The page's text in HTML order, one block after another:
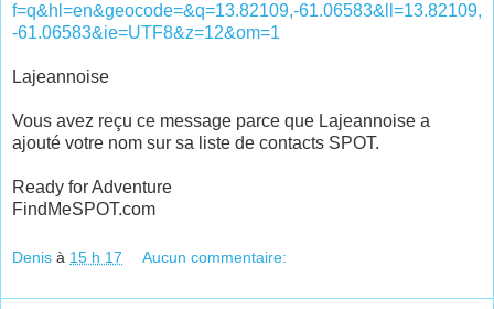
f=q&hl=en&geocode=&q=13.82109,-61.06583&ll=13.82109,
-61.06583&ie=UTF8&z=12&om=1
Lajeannoise
Vous avez reçu ce message parce que Lajeannoise a
ajouté votre nom sur sa liste de contacts SPOT.
Ready for Adventure
FindMeSPOT.com
Denis à 15 h 17 Aucun commentaire: